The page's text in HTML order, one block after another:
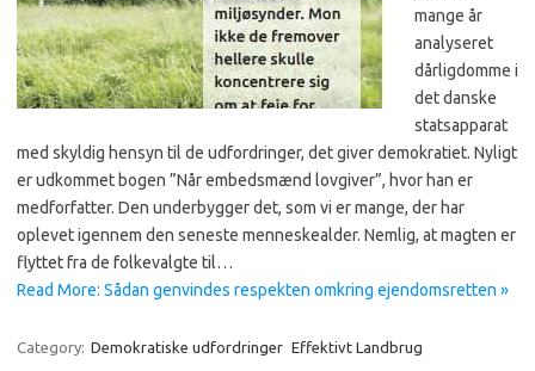
mange år
analyseret
dårligdomme i
det danske
statsapparat
med skyldig hensyn til de udfordringer, det giver demokratiet. Nyligt
er udkommet bogen ”Når embedsmænd lovgiver”, hvor han er
medforfatter. Den underbygger det, som vi er mange, der har
oplevet igennem den seneste menneskealder. Nemlig, at magten er
flyttet fra de folkevalgte til…
Read More: Sådan genvindes respekten omkring ejendomsretten »
Category: Demokratiske udfordringer Effektivt Landbrug